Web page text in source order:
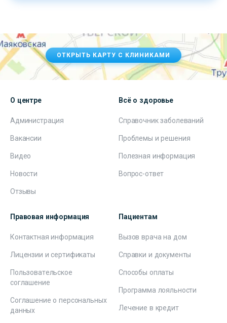
ОТКРЫТЬ КАРТУ С КЛИНИКАМИ
О центре
Администрация
Вакансии
Видео
Новости
Отзывы
Всё о здоровье
Справочник заболеваний
Проблемы и решения
Полезная информация
Вопрос-ответ
Правовая информация
Контактная информация
Лицензии и сертификаты
Пользовательское
соглашение
Соглашение о персональных
данных
Пациентам
Вызов врача на дом
Справки и документы
Способы оплаты
Программа лояльности
Лечение в кредит